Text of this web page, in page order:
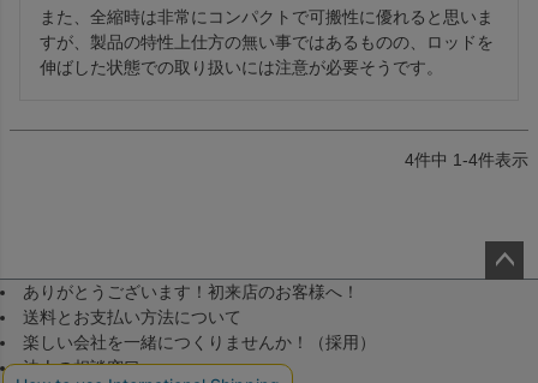
また、全縮時は非常にコンパクトで可搬性に優れると思いま
すが、製品の特性上仕方の無い事ではあるものの、ロッドを
4件中 1-4件表示
ありがとうございます！初来店のお客様へ！
送料とお支払い方法について
楽しい会社を一緒につくりませんか！（採用）
法人の相談窓口